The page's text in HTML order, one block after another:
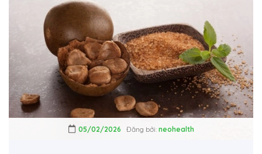
05/02/2026 Đăng bởi: neohealth